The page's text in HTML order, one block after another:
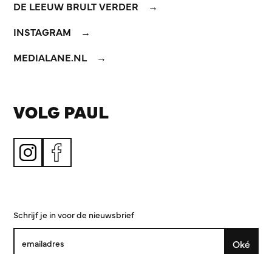
DE LEEUW BRULT VERDER
INSTAGRAM
MEDIALANE.NL
VOLG PAUL
Schrijf je in voor de nieuwsbrief
Oké